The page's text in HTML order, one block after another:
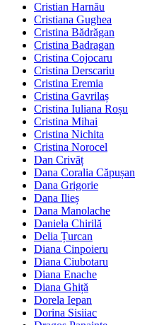
Cristian Harnău
Cristiana Gughea
Cristina Bădrăgan
Cristina Badragan
Cristina Cojocaru
Cristina Derscariu
Cristina Eremia
Cristina Gavrilaș
Cristina Iuliana Roșu
Cristina Mihai
Cristina Nichita
Cristina Norocel
Dan Crivăț
Dana Coralia Căpușan
Dana Grigorie
Dana Ilieș
Dana Manolache
Daniela Chirilă
Delia Țurcan
Diana Cinpoieru
Diana Ciubotaru
Diana Enache
Diana Ghiță
Dorela Iepan
Dorina Sisiiac